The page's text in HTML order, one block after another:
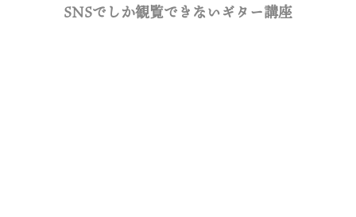
SNSでしか観覧できないギター講座